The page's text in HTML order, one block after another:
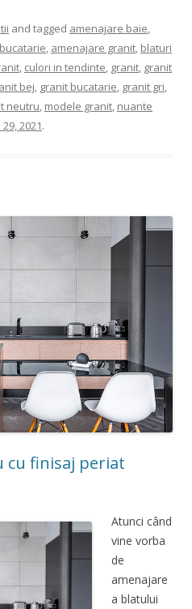
and tagged amenajare baie,
, amenajare granit, blaturi
, culori in tendinte, granit, granit
bej, granit bucatarie, granit gri,
neutru, modele granit, nuante
29, 2021.
cu finisaj periat
Atunci când
vine vorba
de
amenajare
a blatului